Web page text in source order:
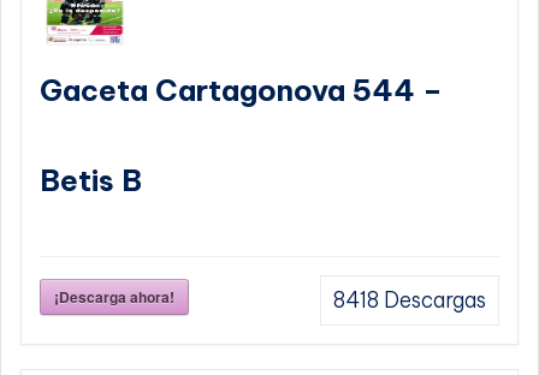
Gaceta Cartagonova 544 –
Betis B
¡Descarga ahora! 8418 Descargas